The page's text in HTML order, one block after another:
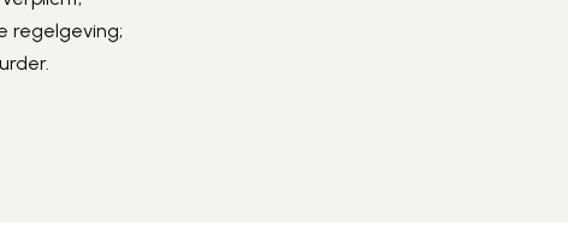
regelgeving;